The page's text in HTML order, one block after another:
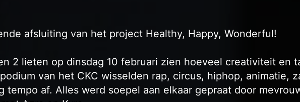
afsluiting van het project Healthy, Happy, Wonderful!
2 lieten op dinsdag 10 februari zien hoeveel creativiteit en
van het CKC wisselden rap, circus, hiphop, animatie,
tempo af. Alles werd soepel aan elkaar gepraat door